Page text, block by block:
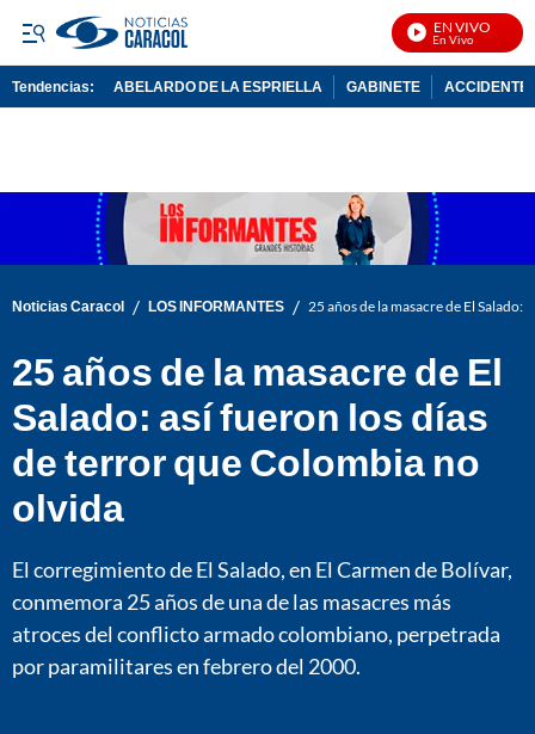
EN VIVO
Tendencias: ABELARDO DE LA ESPRIELLA GABINETE ACCIDENTE
Noticias Caracol / LOS INFORMANTES / 25 años de la masacre de El
25 años de la masacre de El
Salado: así fueron los días
de terror que Colombia no
olvida
El corregimiento de El Salado, en El Carmen de Bolívar,
conmemora 25 años de una de las masacres más
atroces del conflicto armado colombiano, perpetrada
por paramilitares en febrero del 2000.